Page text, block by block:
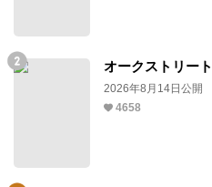
オークストリー
2026年8月14日公開
4658